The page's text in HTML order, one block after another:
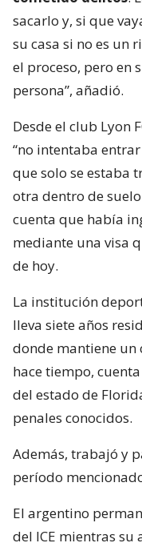
sacarlo y, si que
su casa si no es un
el proceso, pero en
persona”, añadió.
Desde el club Lyon
“no intentaba
que solo se estaba
otra dentro de
cuenta que había
mediante una visa
de hoy.
La institución
lleva siete años
donde mantiene un
hace tiempo,
del estado de
penales conocidos.
Además, trabajó y
período
El argentino
del ICE mientras su